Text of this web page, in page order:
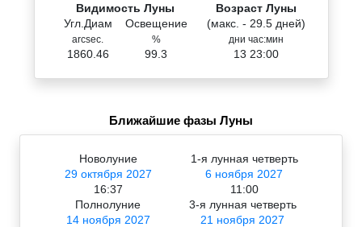
Видимость Луны
Угл.Диам
arcsec.
1860.46
Освещение
%
99.3
Возраст Луны
(макс. - 29.5 дней)
дни час:мин
13 23:00
Ближайшие фазы Луны
Новолуние
29 октября 2027
16:37
1-я лунная четверть
6 ноября 2027
11:00
Полнолуние
14 ноября 2027
3-я лунная четверть
21 ноября 2027